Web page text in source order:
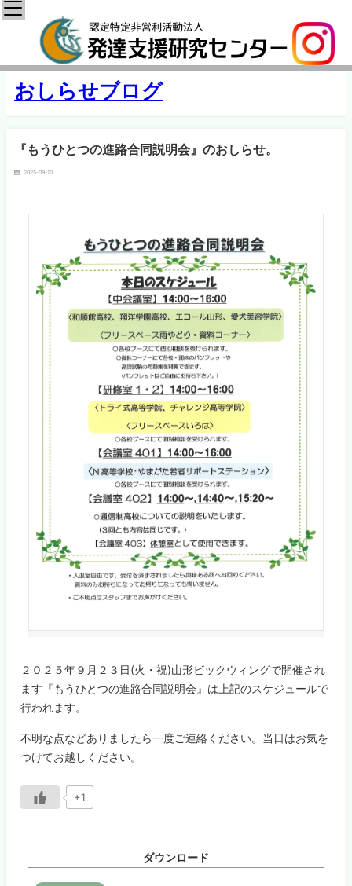
おしらせブログ
『もうひとつの進路合同説明会』のおしらせ。
2025-09-10
２０２５年９月２３日(火・祝)山形ビックウィングで開催され
ます『もうひとつの進路合同説明会』は上記のスケジュールで
行われます。
不明な点などありましたら一度ご連絡ください。当日はお気を
つけてお越しください。
+1
ダウンロード